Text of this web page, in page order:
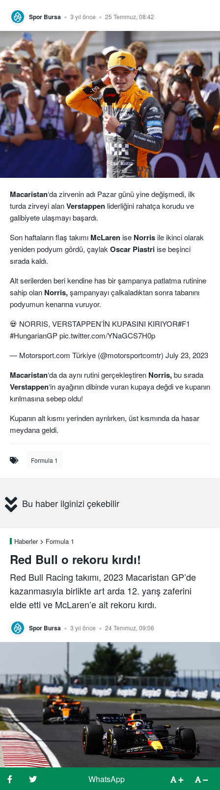
WhatsApp
WhatsApp
WhatsApp
WhatsApp
WhatsApp
WhatsApp
WhatsApp
Spor Bursa 3 yıl önce 25 Temmuz, 08:42
Macaristan‘da zirvenin adı Pazar günü yine değişmedi, ilk
turda zirveyi alanVerstappen liderliğini rahatça korudu ve
galibiyete ulaşmayı başardı.
Son haftaların flaş takımı McLarenise Norrisile ikinci olarak
yeniden podyum gördü, çaylak Oscar Piastriise beşinci
sırada kaldı.
Alt serilerden beri kendine has bir şampanya patlatma rutinine
sahip olan Norris,şampanyayı çalkaladıktan sonra tabanını
podyumun kenarına vuruyor.
💀 NORRIS, VERSTAPPEN’İN KUPASINI KIRIYOR#F1
#HungarianGPpic.twitter.com/YNaGCS7H0p
— Motorsport.com Türkiye (@motorsportcomtr) July 23, 2023
Macaristan‘da da aynı rutini gerçekleştiren Norris,bu sırada
Verstappen‘in ayağının dibinde vuran kupaya değdi ve kupanın
kırılmasına sebep oldu!
Kupanın alt kısmı yerinden ayrılırken, üst kısmında da hasar
meydana geldi.
Formula 1
WhatsApp
Bu haber ilginizi çekebilir
Haberler Formula 1
Red Bull o rekoru kırdı!
Red Bull Racing takımı, 2023 Macaristan GP’de
kazanmasıyla birlikte art arda 12. yarış zaferini
elde etti ve McLaren’e ait rekoru kırdı.
Spor Bursa 3 yıl önce 24 Temmuz, 09:06
WhatsApp